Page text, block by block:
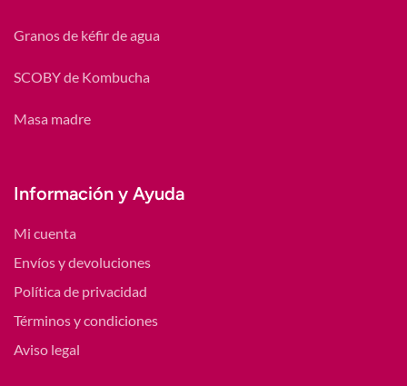
Granos de kéfir de agua
SCOBY de Kombucha
Masa madre
Información y Ayuda
Mi cuenta
Envíos y devoluciones
Política de privacidad
Términos y condiciones
Aviso legal